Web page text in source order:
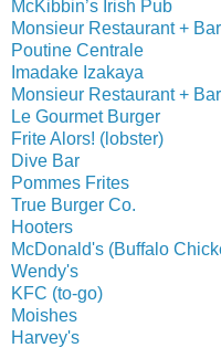
McKibbin’s Irish Pub
Monsieur Restaurant + Bar
Poutine Centrale
Imadake Izakaya
Monsieur Restaurant +
Le Gourmet Burger
Frite Alors! (lobster)
Dive Bar
Pommes Frites
True Burger Co.
Hooters
McDonald's (Buffalo
Wendy's
KFC (to-go)
Moishes
Harvey's